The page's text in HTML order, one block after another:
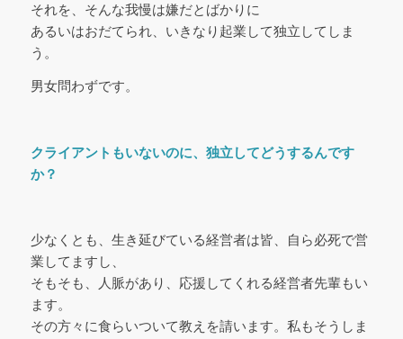
それを、そんな我慢は嫌だとばかりに
あるいはおだてられ、いきなり起業して独立してしま
う。
男女問わずです。
クライアントもいないのに、独立してどうするんです
か？
少なくとも、生き延びている経営者は皆、自ら必死で営
業してますし、
そもそも、人脈があり、応援してくれる経営者先輩もい
ます。
その方々に食らいついて教えを請います。私もそうしま